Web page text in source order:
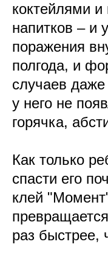
коктейлями
напитков – и
поражения
полгода, и
случаев
у него не
горячка,
Как только
спасти его
клей
раз быстрее,